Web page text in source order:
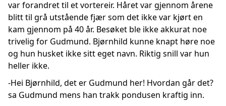
var forandret til et vortereir. Håret var gjennom årene
blitt til grå utstående fjær som det ikke var kjørt en
kam gjennom på 40 år. Besøket ble ikke akkurat noe
trivelig for Gudmund. Bjørnhild kunne knapt høre noe
og hun husket ikke sitt eget navn. Riktig snill var hun
heller ikke.
-Hei Bjørnhild, det er Gudmund her! Hvordan går det?
sa Gudmund mens han trakk pondusen kraftig inn.